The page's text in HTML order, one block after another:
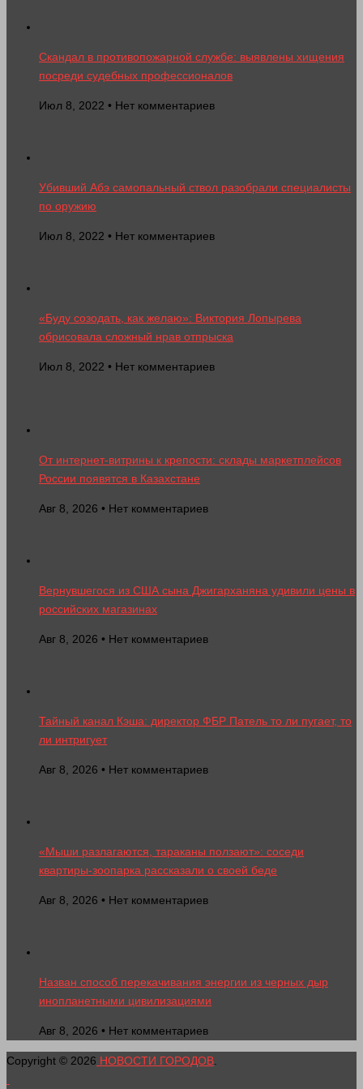
Скандал в противопожарной службе: выявлены хищения
посреди судебных профессионалов
Июл 8, 2022 • Нет комментариев
Убивший Абэ самопальный ствол разобрали специалисты
по оружию
Июл 8, 2022 • Нет комментариев
«Буду созодать, как желаю»: Виктория Лопырева
обрисовала сложный нрав отпрыска
Июл 8, 2022 • Нет комментариев
От интернет-витрины к крепости: склады маркетплейсов
России появятся в Казахстане
Авг 8, 2026 • Нет комментариев
Вернувшегося из США сына Джигарханяна удивили цены в
российских магазинах
Авг 8, 2026 • Нет комментариев
Тайный канал Кэша: директор ФБР Патель то ли пугает, то
ли интригует
Авг 8, 2026 • Нет комментариев
«Мыши разлагаются, тараканы ползают»: соседи
квартиры-зоопарка рассказали о своей беде
Авг 8, 2026 • Нет комментариев
Назван способ перекачивания энергии из черных дыр
инопланетными цивилизациями
Авг 8, 2026 • Нет комментариев
Copyright © 2026 НОВОСТИ ГОРОДОВ